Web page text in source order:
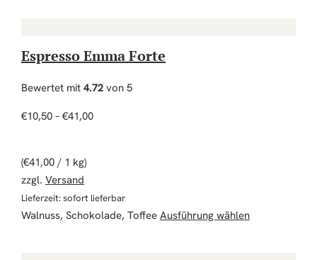
Espresso Emma Forte
Bewertet mit 4.72 von 5
€10,50 – €41,00Preisspanne: €10,50 bis €41,00
(€41,00 / 1 kg)
zzgl. Versand
Lieferzeit: sofort lieferbar
Walnuss, Schokolade, Toffee Ausführung wählenDieses